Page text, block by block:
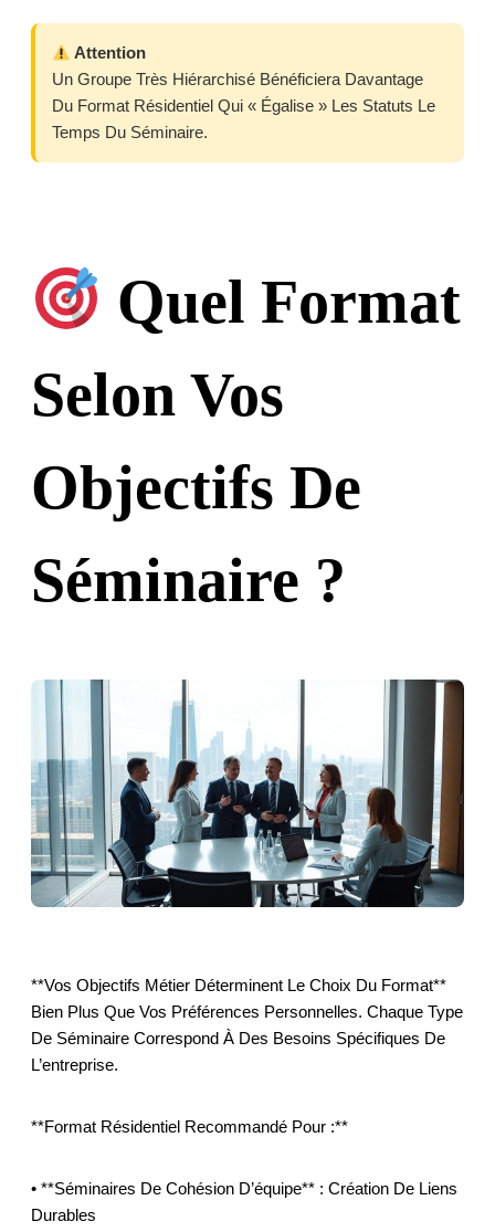
Attention
Un Groupe Très Hiérarchisé Bénéficiera Davantage
Du Format Résidentiel Qui « Égalise » Les Statuts Le
Temps Du Séminaire.
Quel Format
Selon Vos
Objectifs De
Séminaire ?
**Vos Objectifs Métier Déterminent Le Choix Du Format**
Bien Plus Que Vos Préférences Personnelles. Chaque Type
De Séminaire Correspond À Des Besoins Spécifiques De
L’entreprise.
**Format Résidentiel Recommandé Pour :**
• **Séminaires De Cohésion D’équipe** : Création De Liens
Durables